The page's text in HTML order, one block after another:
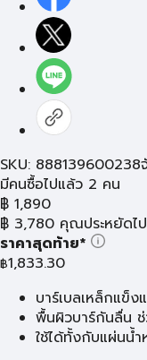
SKU: 888139600238
มีคนซื้อไปแล้ว 2 คน
฿ 1,890
฿ 3,780 คุณประหยัดไป
ราคาสุดท้าย*
฿1,833.30
บาร์เบลเหล็กแข็
พื้นผิวบาร์กันลื่น
ใช้ได้ทั้งกับแผ่นน้